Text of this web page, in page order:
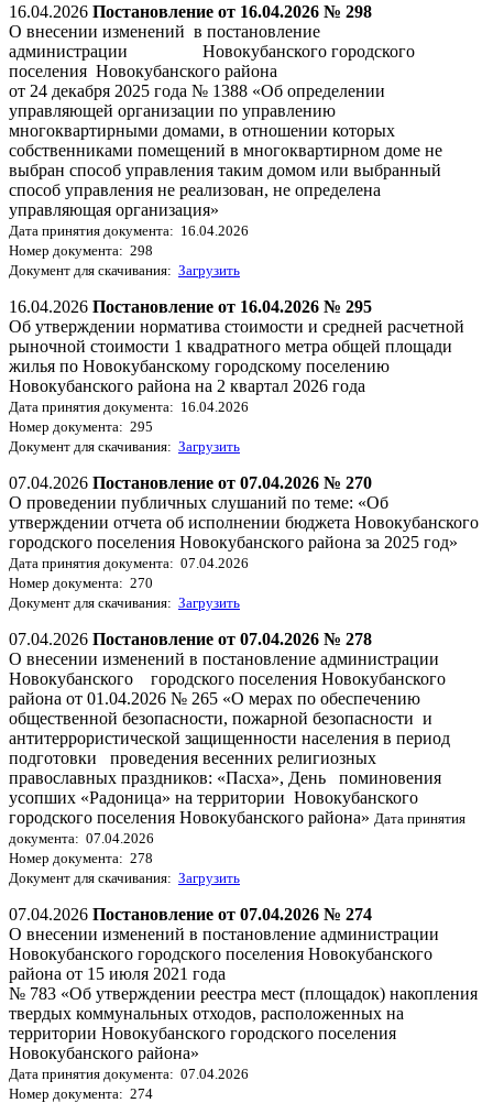
16.04.2026 Постановление от 16.04.2026 № 298
О внесении изменений в постановление
администрации Новокубанского городского
поселения Новокубанского района
от 24 декабря 2025 года № 1388 «Об определении
управляющей организации по управлению
многоквартирными домами, в отношении которых
собственниками помещений в многоквартирном доме не
выбран способ управления таким домом или выбранный
способ управления не реализован, не определена
управляющая организация»
Дата принятия документа: 16.04.2026
Номер документа: 298
Документ для скачивания: Загрузить
16.04.2026 Постановление от 16.04.2026 № 295
Об утверждении норматива стоимости и средней расчетной
рыночной стоимости 1 квадратного метра общей площади
жилья по Новокубанскому городскому поселению
Новокубанского района на 2 квартал 2026 года
Дата принятия документа: 16.04.2026
Номер документа: 295
Документ для скачивания: Загрузить
07.04.2026 Постановление от 07.04.2026 № 270
О проведении публичных слушаний по теме: «Об
утверждении отчета об исполнении бюджета Новокубанского
городского поселения Новокубанского района за 2025 год»
Дата принятия документа: 07.04.2026
Номер документа: 270
Документ для скачивания: Загрузить
07.04.2026 Постановление от 07.04.2026 № 278
О внесении изменений в постановление администрации
Новокубанского городского поселения Новокубанского
района от 01.04.2026 № 265 «О мерах по обеспечению
общественной безопасности, пожарной безопасности и
антитеррористической защищенности населения в период
подготовки проведения весенних религиозных
православных праздников: «Пасха», День поминовения
усопших «Радоница» на территории Новокубанского
городского поселения Новокубанского района» Дата принятия
документа: 07.04.2026
Номер документа: 278
Документ для скачивания: Загрузить
07.04.2026 Постановление от 07.04.2026 № 274
О внесении изменений в постановление администрации
Новокубанского городского поселения Новокубанского
района от 15 июля 2021 года
№ 783 «Об утверждении реестра мест (площадок) накопления
твердых коммунальных отходов, расположенных на
территории Новокубанского городского поселения
Новокубанского района»
Дата принятия документа: 07.04.2026
Номер документа: 274